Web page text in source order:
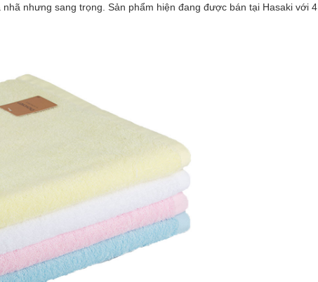
nhưng sang trọng. Sản phẩm hiện đang được bán tại Hasaki với 4